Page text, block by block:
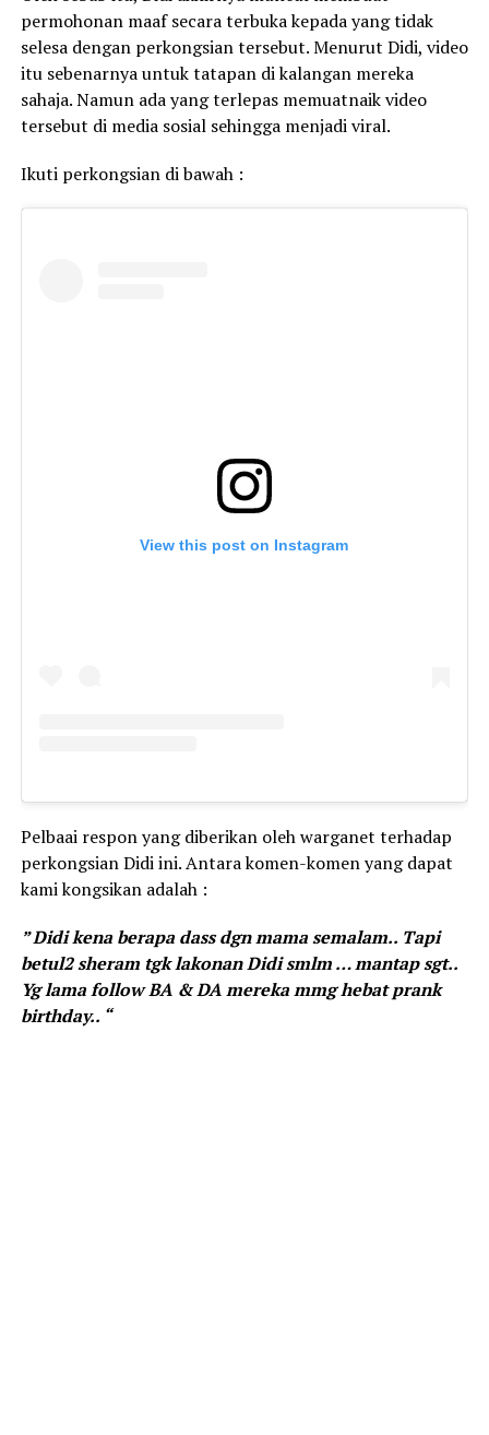
permohonan maaf secara terbuka kepada yang tidak
selesa dengan perkongsian tersebut. Menurut Didi, video
itu sebenarnya untuk tatapan di kalangan mereka
sahaja. Namun ada yang terlepas memuatnaik video
tersebut di media sosial sehingga menjadi viral.
Ikuti perkongsian di bawah :
View this post on Instagram
Pelbaai respon yang diberikan oleh warganet terhadap
perkongsian Didi ini. Antara komen-komen yang dapat
kami kongsikan adalah :
” Didi kena berapa dass dgn mama semalam.. Tapi
betul2 sheram tgk lakonan Didi smlm … mantap sgt..
Yg lama follow BA & DA mereka mmg hebat prank
birthday.. “